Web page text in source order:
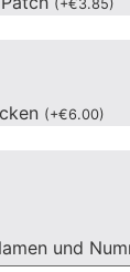
( +€3.85)
(+€6.00)
und